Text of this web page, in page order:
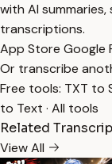
with AI
transcriptions.
App Store Google
Or transcribe
Free tools: TXT to
to Text · All tools
Related
View All